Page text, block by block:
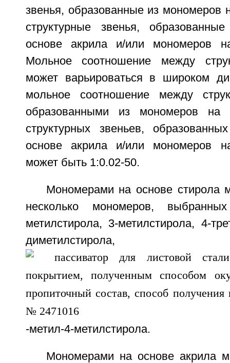
звенья, образованные из мономеров
структурные звенья,
основе акрила и/или мономеров
Мольное соотношение между
может варьироваться в широком
мольное соотношение между
образованными из мономеров на
структурных звеньев,
основе акрила и/или мономеров
может быть 1:0.02-50.
Мономерами на основе стирола
несколько мономеров,
метилстирола, 3-метилстирола, 4-
диметилстирола,
-метил-4-метилстирола.
Мономерами на основе акрила